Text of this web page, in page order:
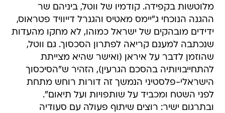
מלוטשות בקפידה. קודמיו של ווטל, ביניהם שר
ההגנה הנוכחי ג"יימס מאטיס והגנרל דייוויד פטראוס,
ידידים מובהקים של ישראל כמוהו, לא מחקו מהעדות
שנכתבה למענם קריאה לפתרון הסכסוך. גם ווטל,
שהוזמן לדבר על איראן (ואישר שהיא מצייתת
להתחייבויותיה בהסכם הגרעין), הזהיר ש"הסיכסוך
הישראלי-פלסטיני הנמשך זה דורות רוחש מתחת
לפני השטח ומכביד על שותפויות ועל תיאום".
ובתרגום ישיר: רוצים שיתוף פעולה עם סעודיה